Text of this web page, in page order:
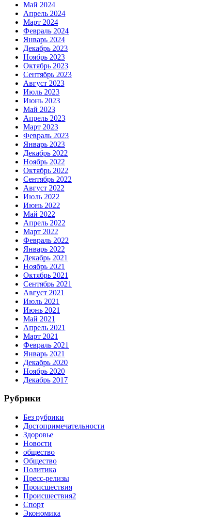
Май 2024
Апрель 2024
Март 2024
Февраль 2024
Январь 2024
Декабрь 2023
Ноябрь 2023
Октябрь 2023
Сентябрь 2023
Август 2023
Июль 2023
Июнь 2023
Май 2023
Апрель 2023
Март 2023
Февраль 2023
Январь 2023
Декабрь 2022
Ноябрь 2022
Октябрь 2022
Сентябрь 2022
Август 2022
Июль 2022
Июнь 2022
Май 2022
Апрель 2022
Март 2022
Февраль 2022
Январь 2022
Декабрь 2021
Ноябрь 2021
Октябрь 2021
Сентябрь 2021
Август 2021
Июль 2021
Июнь 2021
Май 2021
Апрель 2021
Март 2021
Февраль 2021
Январь 2021
Декабрь 2020
Ноябрь 2020
Декабрь 2017
Рубрики
Без рубрики
Достопримечательности
Здоровье
Новости
общество
Общество
Политика
Пресс-релизы
Происшествия
Происшествия2
Спорт
Экономика